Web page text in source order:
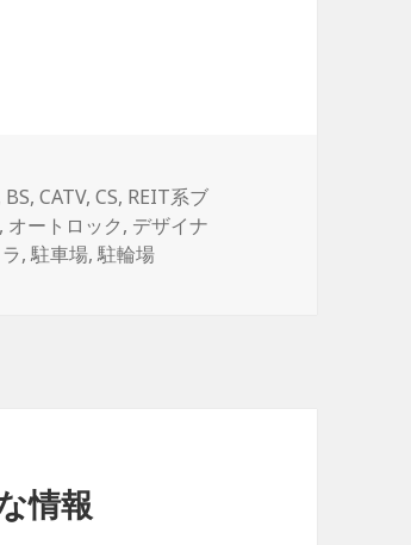
BS,CATV,CS, REIT系ブ
, オートロック, デザイナ
,駐車場,駐輪場
情報